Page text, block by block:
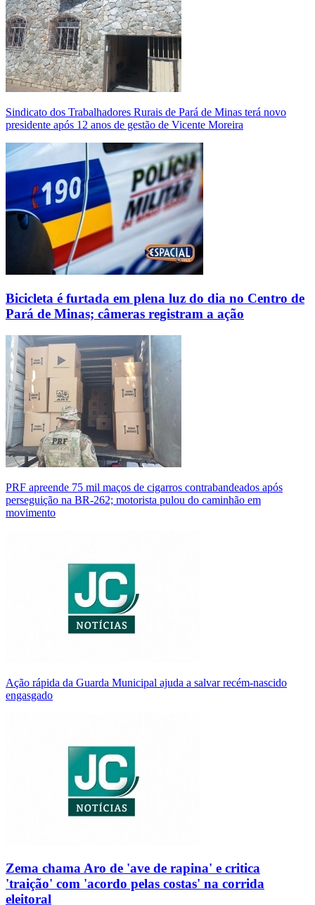
Sindicato dos Trabalhadores Rurais de Pará de Minas terá novo
presidente após 12 anos de gestão de Vicente Moreira
Bicicleta é furtada em plena luz do dia no Centro de
Pará de Minas; câmeras registram a ação
PRF apreende 75 mil maços de cigarros contrabandeados após
perseguição na BR-262; motorista pulou do caminhão em
movimento
Ação rápida da Guarda Municipal ajuda a salvar recém-nascido
engasgado
Zema chama Aro de 'ave de rapina' e critica
'traição' com 'acordo pelas costas' na corrida
eleitoral